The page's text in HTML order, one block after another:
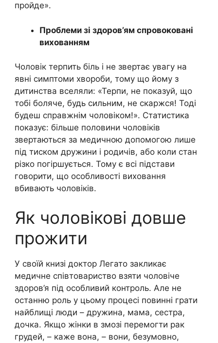
пройде».
Проблеми зі здоров’ям спровоковані
вихованням
Чоловік терпить біль і не звертає увагу на
явні симптоми хвороби, тому що йому з
дитинства вселяли: «Терпи, не показуй, що
тобі боляче, будь сильним, не скаржся! Тоді
будеш справжнім чоловіком!». Статистика
показує: більше половини чоловіків
звертаються за медичною допомогою лише
під тиском дружини і родичів, або коли стан
різко погіршується. Тому є всі підстави
говорити, що особливості виховання
вбивають чоловіків.
Як чоловікові довше
прожити
У своїй книзі доктор Легато закликає
медичне співтовариство взяти чоловіче
здоров’я під особливий контроль. Але не
останню роль у цьому процесі повинні грати
найблищі люди – дружина, мама, сестра,
дочка. Якщо жінки в змозі перемогти рак
грудей, – каже вона, – вони, безумовно,